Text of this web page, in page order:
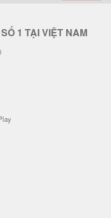
1 TẠI VIỆT NAM